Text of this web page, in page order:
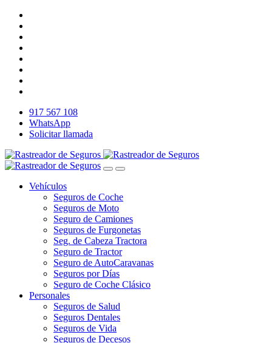
917 567 108
WhatsApp
Solicitar llamada
Vehículos
Seguros de Coche
Seguros de Moto
Seguro de Camiones
Seguros de Furgonetas
Seg. de Cabeza Tractora
Seguro de Tractor
Seguro de AutoCaravanas
Seguros por Días
Seguro de Coche Clásico
Personales
Seguros de Salud
Seguros Dentales
Seguros de Vida
Seguros de Decesos